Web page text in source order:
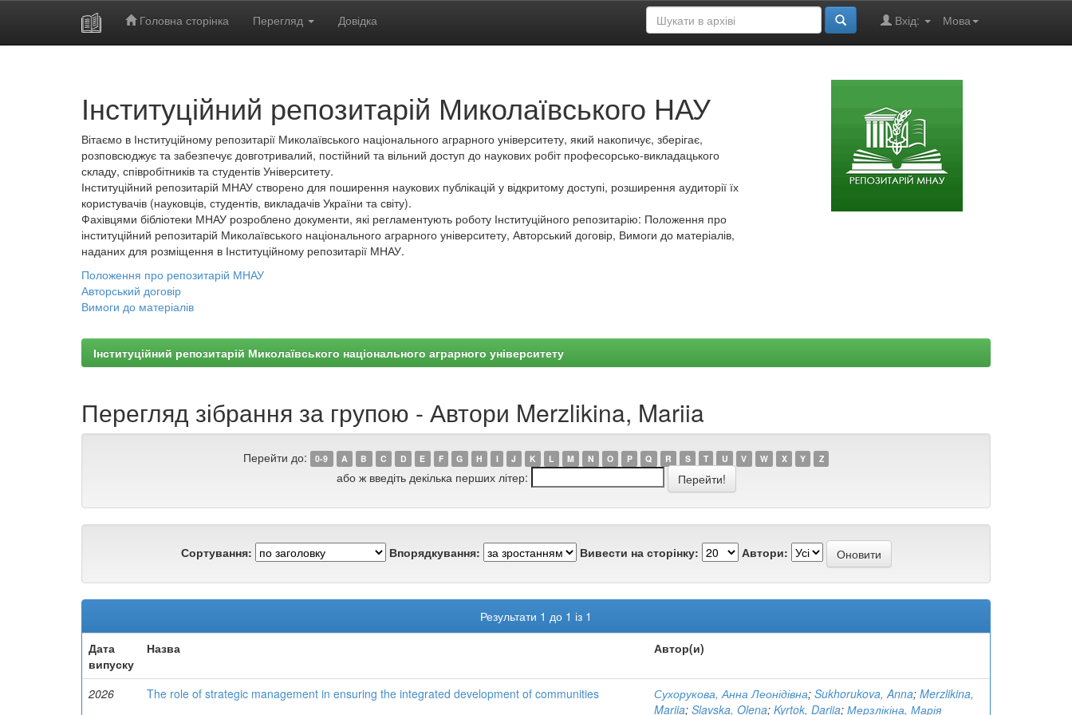
Головна сторінка Перегляд Довідка Мова
Вхід:
Інституційний репозитарій Миколаївського НАУ
Вітаємо в Інституційному репозитарії Миколаївського національного аграрного університету, який накопичує, зберігає,
розповсюджує та забезпечує довготривалий, постійний та вільний доступ до наукових робіт професорсько-викладацького
складу, співробітників та студентів Університету.
Інституційний репозитарій МНАУ створено для поширення наукових публікацій у відкритому доступі, розширення аудиторії їх
користувачів (науковців, студентів, викладачів України та світу).
Фахівцями бібліотеки МНАУ розроблено документи, які регламентують роботу Інституційного репозитарію: Положення про
інституційний репозитарій Миколаївського національного аграрного університету, Авторський договір, Вимоги до матеріалів,
наданих для розміщення в Інституційному репозитарії МНАУ.
Положення про репозитарій МНАУ
Авторський договір
Вимоги до матеріалів
Інституційний репозитарій Миколаївського національного аграрного університету
Перегляд зібрання за групою - Автори Merzlikina, Mariia
Перейти до: 0-9 A B C D E F G H I J K L M N O P Q R S T U V W X Y Z
або ж введіть декілька перших літер:
Сортування: Впорядкування: Вивести на сторінку: Автори:
Результати 1 до 1 із 1
Дата
випуску
Назва Автор(и)
2026 The role of strategic management in ensuring the integrated development of communities Сухорукова, Анна Леонідівна; Sukhorukova, Anna; Merzlikina,
Mariia; Slavska, Olena; Kyrtok, Dariia; Мерзлікіна, Марія